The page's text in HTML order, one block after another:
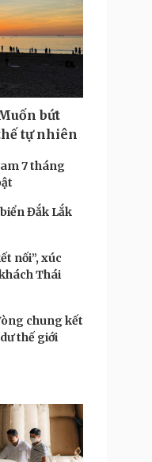
bứt
tự nhiên
7 tháng
Đắk Lắk
nối”, xúc
Thái
chung kết
thế giới